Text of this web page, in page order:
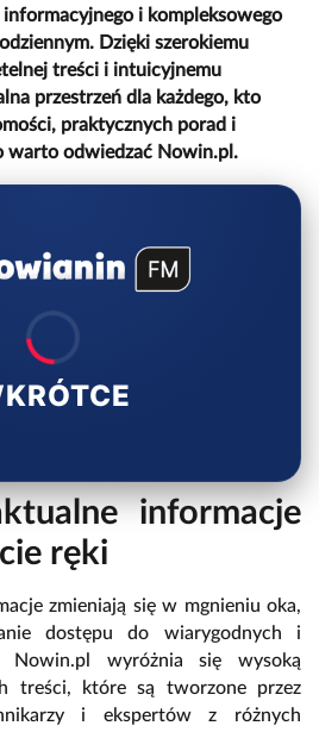
i kompleksowego
Dzięki szerokiemu
treści i intuicyjnemu
przestrzeń dla każdego, kto
praktycznych porad i
warto odwiedzać Nowin.pl.
informacje
ręki
zmieniają się w mgnieniu oka,
dostępu do wiarygodnych i
Nowin.pl wyróżnia się wysoką
treści, które są tworzone przez
i ekspertów z różnych